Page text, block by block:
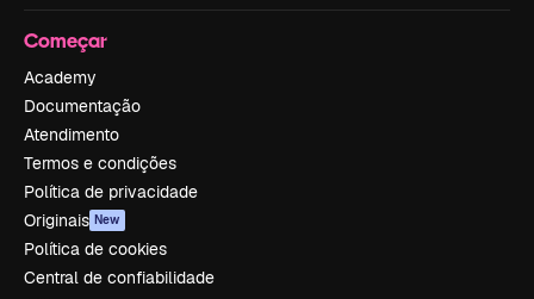
Começar
Academy
Documentação
Atendimento
Termos e condições
Política de privacidade
Originais New
Política de cookies
Central de confiabilidade